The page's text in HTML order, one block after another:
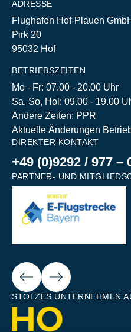
ADRESSE
Flughafen Hof-Plauen
Pirk 20
95032 Hof
BETRIEBSZEITEN
Mo - Fr: 07.00 - 20.00 Uhr
Sa, So, Hol: 09.00 - 19.00
Andere Zeiten: PPR
Aktuelle Änderungen
DIREKTER KONTAKT
+49 (0)9292 / 977 –
PARTNER- UND
Next
STOLZES UNTERNEHMEN